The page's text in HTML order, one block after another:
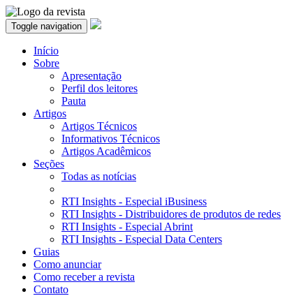
Toggle navigation
Início
Sobre
Apresentação
Perfil dos leitores
Pauta
Artigos
Artigos Técnicos
Informativos Técnicos
Artigos Acadêmicos
Seções
Todas as notícias
RTI Insights - Especial iBusiness
RTI Insights - Distribuidores de produtos de redes
RTI Insights - Especial Abrint
RTI Insights - Especial Data Centers
Guias
Como anunciar
Como receber a revista
Contato